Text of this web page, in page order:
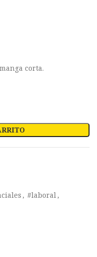
corta.
, #laboral,